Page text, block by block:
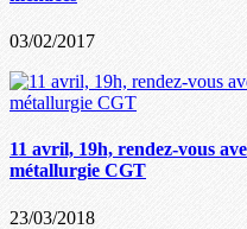
03/02/2017
11 avril, 19h, rendez-vous
métallurgie CGT
23/03/2018